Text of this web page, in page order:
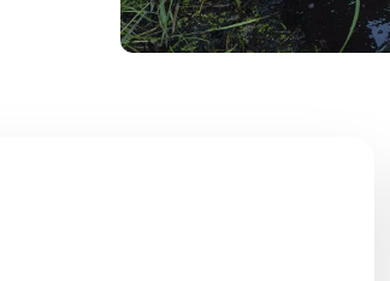
Angelina Schmoll
Anna Schmoll
Michael Kessler
Region 6 (Mittelweser)
Region 7 (Osnabrück)
Oste